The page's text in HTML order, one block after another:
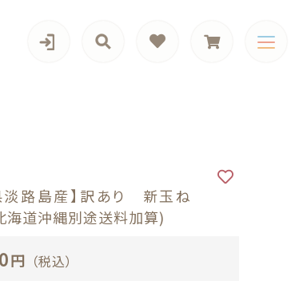
淡路島産】訳あり 新玉ね
道沖縄別途送料加算)
円 （税込）
送料加算)
品